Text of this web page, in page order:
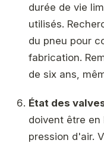
durée de vie
utilisés.
du pneu pour
fabrication.
de six ans,
État des
doivent être
pression d'air.